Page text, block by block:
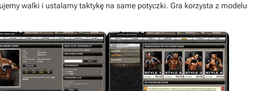
walki i ustalamy taktykę na same potyczki. Gra korzysta z modelu